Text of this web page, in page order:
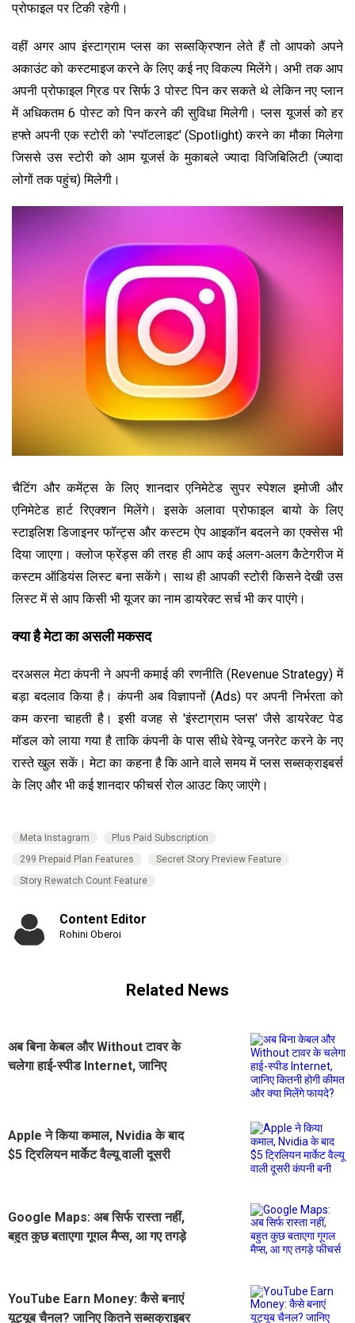
प्रोफाइल पर टिकी रहेगी।
वहीं अगर आप इंस्टाग्राम प्लस का सब्सक्रिप्शन लेते हैं तो आपको अपने
अकाउंट को कस्टमाइज करने के लिए कई नए विकल्प मिलेंगे। अभी तक आप
अपनी प्रोफाइल ग्रिड पर सिर्फ 3 पोस्ट पिन कर सकते थे लेकिन नए प्लान
में अधिकतम 6 पोस्ट को पिन करने की सुविधा मिलेगी। प्लस यूजर्स को हर
हफ्ते अपनी एक स्टोरी को 'स्पॉटलाइट' (Spotlight) करने का मौका मिलेगा
जिससे उस स्टोरी को आम यूजर्स के मुकाबले ज्यादा विजिबिलिटी (ज्यादा
लोगों तक पहुंच) मिलेगी।
चैटिंग और कमेंट्स के लिए शानदार एनिमेटेड सुपर स्पेशल इमोजी और
एनिमेटेड हार्ट रिएक्शन मिलेंगे। इसके अलावा प्रोफाइल बायो के लिए
स्टाइलिश डिजाइनर फॉन्ट्स और कस्टम ऐप आइकॉन बदलने का एक्सेस भी
दिया जाएगा। क्लोज फ्रेंड्स की तरह ही आप कई अलग-अलग कैटेगरीज में
कस्टम ऑडियंस लिस्ट बना सकेंगे। साथ ही आपकी स्टोरी किसने देखी उस
लिस्ट में से आप किसी भी यूजर का नाम डायरेक्ट सर्च भी कर पाएंगे।
क्या है मेटा का असली मकसद
दरअसल मेटा कंपनी ने अपनी कमाई की रणनीति (Revenue Strategy) में
बड़ा बदलाव किया है। कंपनी अब विज्ञापनों (Ads) पर अपनी निर्भरता को
कम करना चाहती है। इसी वजह से 'इंस्टाग्राम प्लस' जैसे डायरेक्ट पेड
मॉडल को लाया गया है ताकि कंपनी के पास सीधे रेवेन्यू जनरेट करने के नए
रास्ते खुल सकें। मेटा का कहना है कि आने वाले समय में प्लस सब्सक्राइबर्स
के लिए और भी कई शानदार फीचर्स रोल आउट किए जाएंगे।
Meta Instagram
Plus Paid Subscription
299 Prepaid Plan Features
Secret Story Preview Feature
Story Rewatch Count Feature
Content Editor
Rohini Oberoi
Related News
अब बिना केबल और Without टावर के
चलेगा हाई-स्पीड Internet, जानिए
Apple ने किया कमाल, Nvidia के बाद
$5 ट्रिलियन मार्केट वैल्यू वाली दूसरी
Google Maps: अब सिर्फ रास्ता नहीं,
बहुत कुछ बताएगा गूगल मैप्स, आ गए तगड़े
YouTube Earn Money: कैसे बनाएं
यूट्यूब चैनल? जानिए कितने सब्सक्राइबर